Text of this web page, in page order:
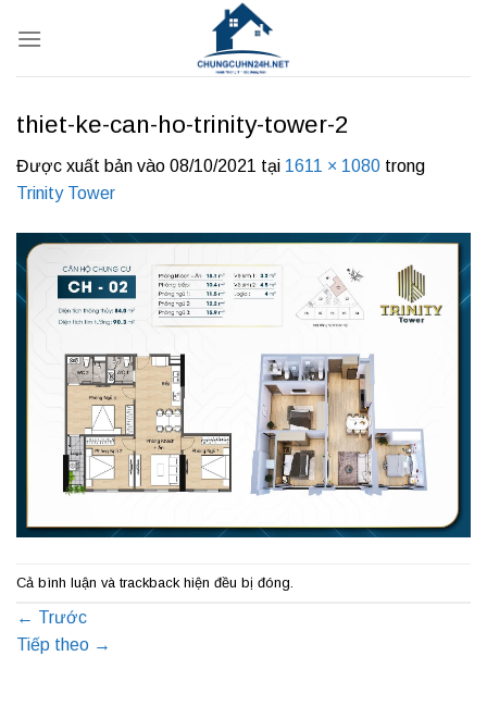
qua
thiet-ke-can-ho-trinity-tower-2
Được xuất bản vào 08/10/2021 tại 1611 × 1080 trong
Trinity Tower
Cả bình luận và trackback hiện đều bị đóng.
←
Trước
Tiếp theo →